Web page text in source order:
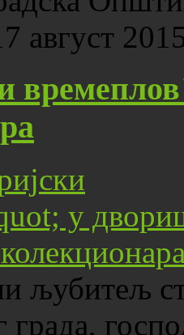
август
љубитељ
града,